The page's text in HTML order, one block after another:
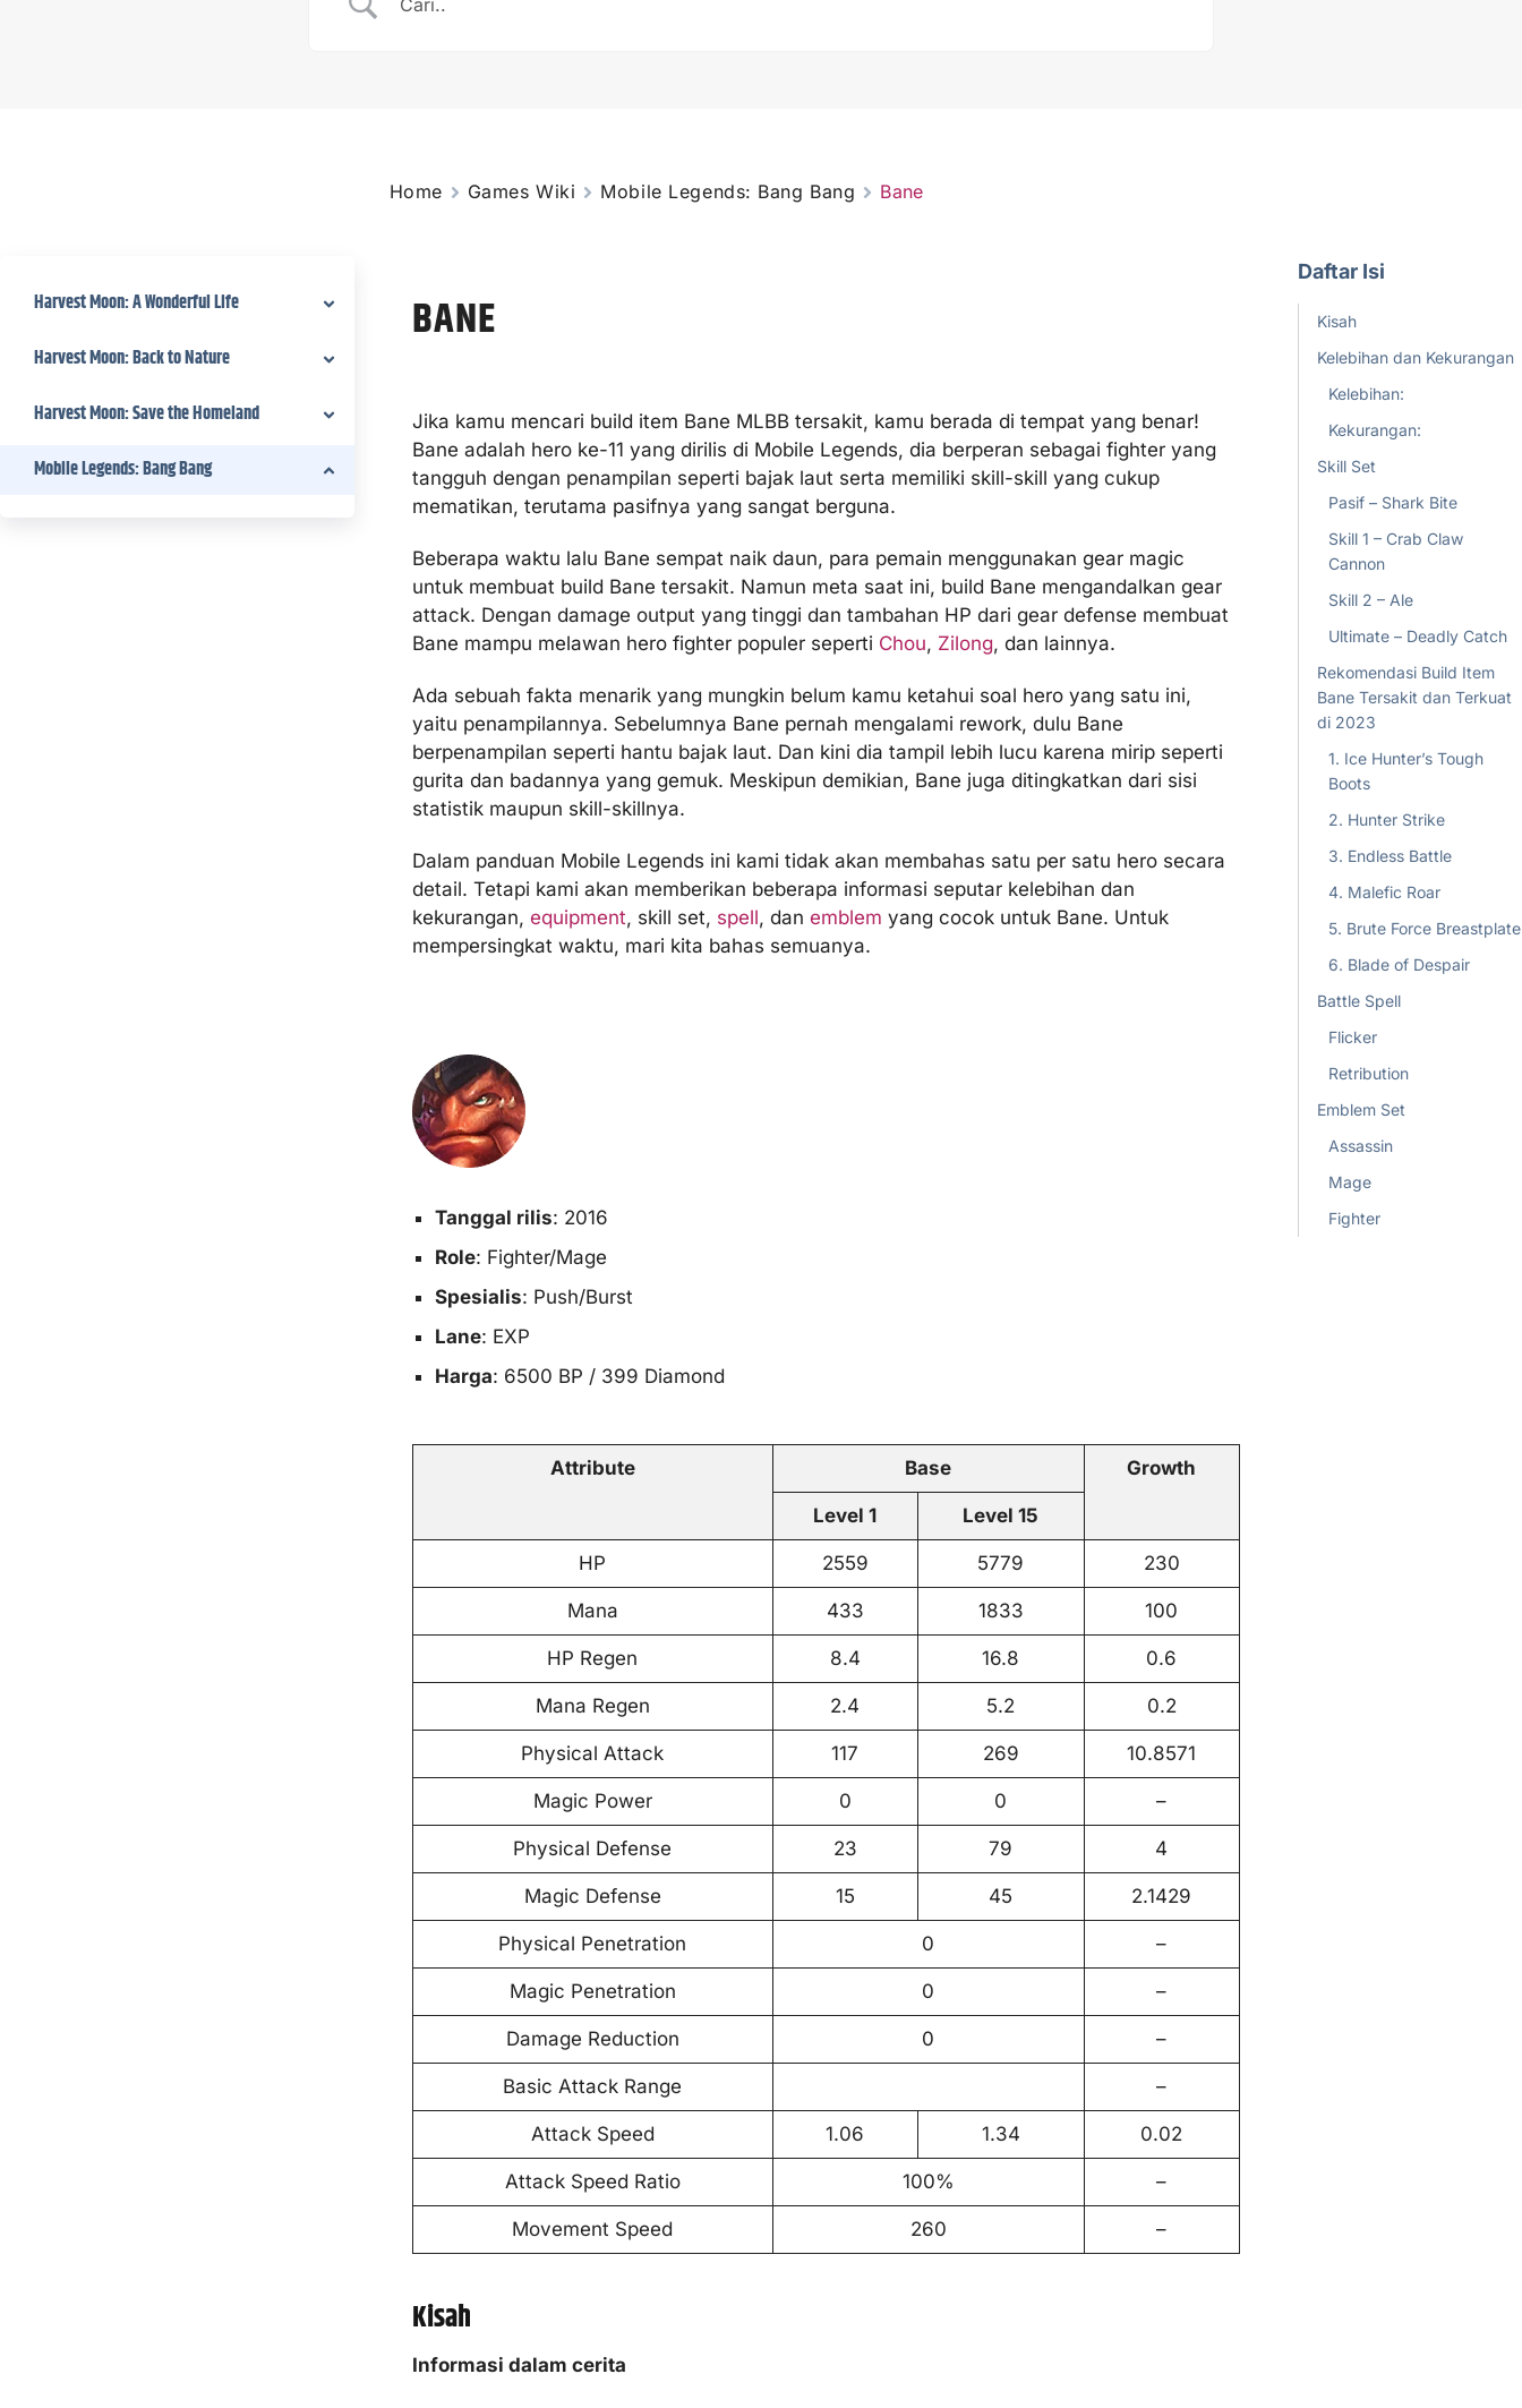
Harvest Moon: A Wonderful Life
Harvest Moon: Back to Nature
Harvest Moon: Save the Homeland
Mobile Legends: Bang Bang
Home Games Wiki Mobile Legends: Bang Bang Bane
BANE
Jika kamu mencari build item Bane MLBB tersakit, kamu berada di tempat yang benar!
Bane adalah hero ke-11 yang dirilis di Mobile Legends, dia berperan sebagai fighter yang
tangguh dengan penampilan seperti bajak laut serta memiliki skill-skill yang cukup
mematikan, terutama pasifnya yang sangat berguna.
Beberapa waktu lalu Bane sempat naik daun, para pemain menggunakan gear magic
untuk membuat build Bane tersakit. Namun meta saat ini, build Bane mengandalkan gear
attack. Dengan damage output yang tinggi dan tambahan HP dari gear defense membuat
Bane mampu melawan hero fighter populer seperti Chou, Zilong, dan lainnya.
Ada sebuah fakta menarik yang mungkin belum kamu ketahui soal hero yang satu ini,
yaitu penampilannya. Sebelumnya Bane pernah mengalami rework, dulu Bane
berpenampilan seperti hantu bajak laut. Dan kini dia tampil lebih lucu karena mirip seperti
gurita dan badannya yang gemuk. Meskipun demikian, Bane juga ditingkatkan dari sisi
statistik maupun skill-skillnya.
Dalam panduan Mobile Legends ini kami tidak akan membahas satu per satu hero secara
detail. Tetapi kami akan memberikan beberapa informasi seputar kelebihan dan
kekurangan, equipment, skill set, spell, dan emblem yang cocok untuk Bane. Untuk
mempersingkat waktu, mari kita bahas semuanya.
Tanggal rilis: 2016
Role: Fighter/Mage
Spesialis: Push/Burst
Lane: EXP
Harga: 6500 BP / 399 Diamond
Attribute Base Growth
Level 1 Level 15
HP 2559 5779 230
Mana 433 1833 100
HP Regen 8.4 16.8 0.6
Mana Regen 2.4 5.2 0.2
Physical Attack 117 269 10.8571
Magic Power 0 0 –
Physical Defense 23 79 4
Magic Defense 15 45 2.1429
Physical Penetration 0 –
Magic Penetration 0 –
Damage Reduction 0 –
Basic Attack Range –
Attack Speed 1.06 1.34 0.02
Attack Speed Ratio 100% –
Movement Speed 260 –
Kisah
Informasi dalam cerita
Daftar Isi
Kisah
Kelebihan dan Kekurangan
Kelebihan:
Kekurangan:
Skill Set
Pasif – Shark Bite
Skill 1 – Crab Claw
Cannon
Skill 2 – Ale
Ultimate – Deadly Catch
Rekomendasi Build Item
Bane Tersakit dan Terkuat
di 2023
1. Ice Hunter’s Tough
Boots
2. Hunter Strike
3. Endless Battle
4. Malefic Roar
5. Brute Force Breastplate
6. Blade of Despair
Battle Spell
Flicker
Retribution
Emblem Set
Assassin
Mage
Fighter